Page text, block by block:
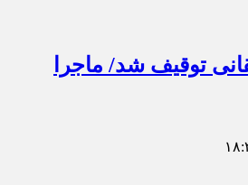
توقیف شد/ ماجرا